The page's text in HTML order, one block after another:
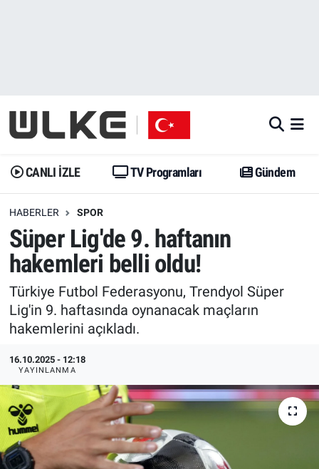
CANLI İZLE TV Programları Gündem
HABERLER SPOR
Süper Lig'de 9. haftanın
hakemleri belli oldu!
Türkiye Futbol Federasyonu, Trendyol Süper
Lig'in 9. haftasında oynanacak maçların
hakemlerini açıkladı.
16.10.2025 - 12:18
YAYINLANMA
Gündem
Dünya
Erişim Bilgileri
Ekonomi
Trend
Yazarlar
Gündem
Trend
Erişim Bilgileri
Spor
Ekonomi
Medya
Özel Haberler
Kadın
İstanbul Namaz Vakitleri
Trafik Durumu
Erişim Bilgileri
Tüm Manşetler
Son Dakika Haberleri